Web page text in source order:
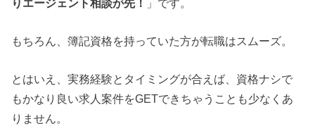
りエージェント相談が先！
」です。
もちろん、簿記資格を持っていた方が転職はスムーズ。
とはいえ、実務経験とタイミングが合えば、資格ナシで
もかなり良い求人案件をGETできちゃうことも少なくあ
りません。